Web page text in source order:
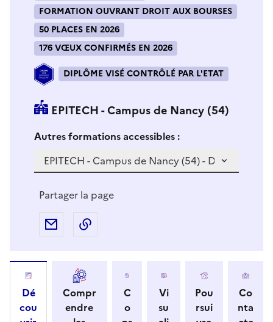
FORMATION OUVRANT DROIT AUX BOURSES
50 PLACES EN 2026
176 VŒUX CONFIRMÉS EN 2026
DIPLÔME VISÉ CONTRÔLÉ PAR L'ETAT
EPITECH - Campus de Nancy (54)
Si vous sélectionnez une formation dans la zone
Autres formations accessibles :S
v
Partager la page
Partager par e-mail
Dé
cou
Compr
endre
C
o
Vi
su
Pou
rsui
Co
nta